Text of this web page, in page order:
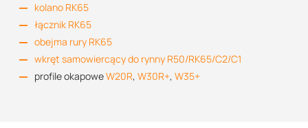
kolano RK65
łącznik RK65
obejma rury RK65
wkręt samowiercący do rynny R50/RK65/C2/C1
profile okapoweW20R, W30R+, W35+